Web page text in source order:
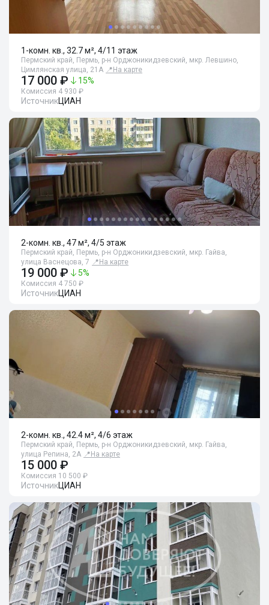
1-комн. кв., 32.7 м², 4/11 этаж
Пермский край, Пермь, р-н Орджоникидзевский, мкр. Левшино,
Цимлянская улица, 21А 📍 На карте
17 000 ₽ 15%
Комиссия 4 930 ₽
ИсточникЦИАН
2-комн. кв., 47 м², 4/5 этаж
Пермский край, Пермь, р-н Орджоникидзевский, мкр. Гайва,
улица Васнецова, 7 📍 На карте
19 000 ₽ 5%
Комиссия 4 750 ₽
ИсточникЦИАН
2-комн. кв., 42.4 м², 4/6 этаж
Пермский край, Пермь, р-н Орджоникидзевский, мкр. Гайва,
улица Репина, 2А 📍 На карте
15 000 ₽
Комиссия 10 500 ₽
ИсточникЦИАН